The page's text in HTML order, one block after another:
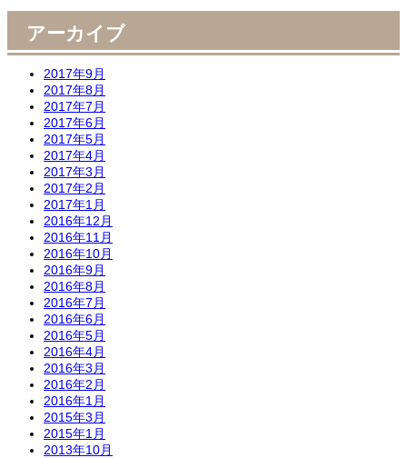
アーカイブ
2017年9月
2017年8月
2017年7月
2017年6月
2017年5月
2017年4月
2017年3月
2017年2月
2017年1月
2016年12月
2016年11月
2016年10月
2016年9月
2016年8月
2016年7月
2016年6月
2016年5月
2016年4月
2016年3月
2016年2月
2016年1月
2015年3月
2015年1月
2013年10月